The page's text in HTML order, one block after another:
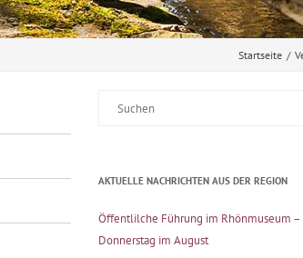
Startseite /
AKTUELLE NACHRICHTEN AUS DER REGION
Öffentlilche Führung im Rhönmuseum
Donnerstag im August